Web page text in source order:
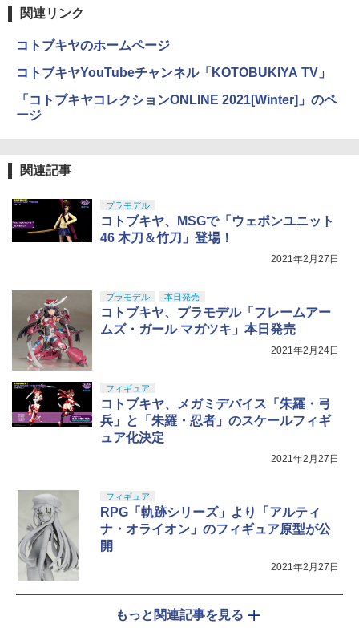
5 ノズルフィルター SN20FL
￥440
ツ ONE PIECE シャンクス -マリンフォ
ード頂上決戦- 約165mm PVC&ABS&布
製 塗装済み可動フィギュア
￥9,900
5
装済み可動フィギュア
￥9,544
4
Sachiプラモ VERTヤスリ Type-S 【プ
ロモデラー共同開発】 超極細 ガラスヤ
スリ ５点セット ガンプラ プラモデル ゲ
登録済］ verty-s
HGUC 200 機動戦士Zガンダム 百式 1/14
4スケール 色分け済みプラモデル
4
￥3,815
5
東京マルイ No.22 M92Fミリタリーモデ
型用接着剤 87003
￥184
関連リンク
コトブキヤのホームページ
コトブキヤYouTubeチャンネル「KOTOBUKIYA TV」
「コトブキヤコレクションONLINE 2021[Winter]」のペ
ージ
関連記事
プラモデル
コトブキヤ、MSGで「ウェポンユニット
46 木刀＆竹刀」登場！
2021年2月27日
プラモデル 本日発売
コトブキヤ、プラモデル「フレームアー
ムズ・ガール マガツキ」本日発売
2021年2月24日
フィギュア
コトブキヤ、メガミデバイス「朱羅・弓
兵」と「朱羅・忍者」のスケールフィギ
ュア化決定
2021年2月27日
フィギュア
RPG「軌跡シリーズ」より「アルティ
ナ・オライオン」のフィギュア原型が公
開
2021年2月27日
もっと関連記事を見る